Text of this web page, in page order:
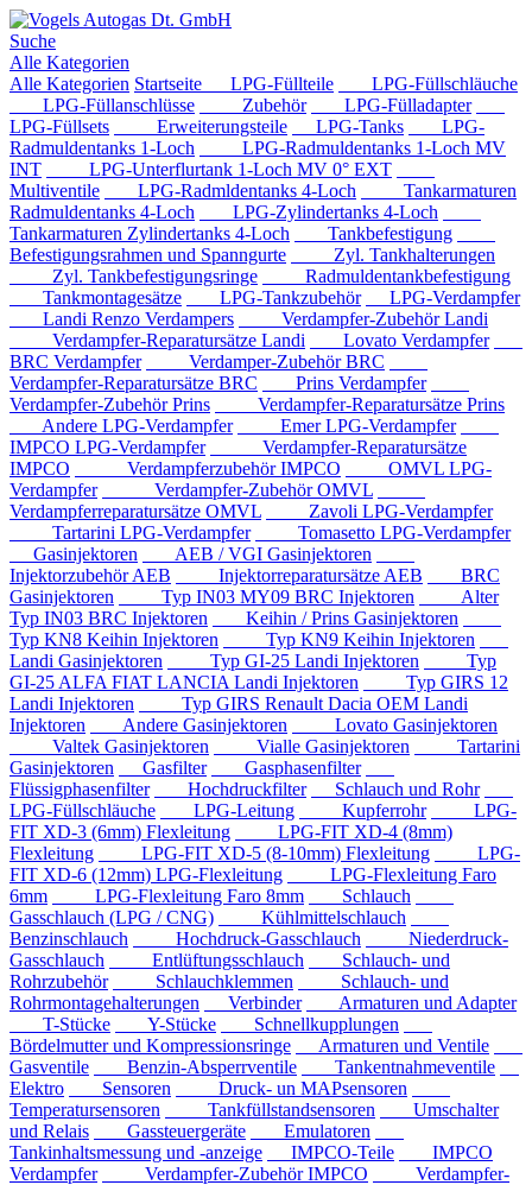
Suche
Alle Kategorien
Alle Kategorien Startseite LPG-Füllteile
LPG-Füllschläuche
LPG-Füllanschlüsse
Zubehör
LPG-Fülladapter
LPG-Füllsets
Erweiterungsteile LPG-Tanks
LPG-
Radmuldentanks 1-Loch
LPG-Radmuldentanks 1-Loch MV
INT
LPG-Unterflurtank 1-Loch MV 0° EXT
Multiventile
LPG-Radmldentanks 4-Loch
Tankarmaturen
Radmuldentanks 4-Loch
LPG-Zylindertanks 4-Loch
Tankarmaturen Zylindertanks 4-Loch
Tankbefestigung
Befestigungsrahmen und Spanngurte
Zyl. Tankhalterungen
Zyl. Tankbefestigungsringe
Radmuldentankbefestigung
Tankmontagesätze
LPG-Tankzubehör
LPG-Verdampfer
Landi Renzo Verdampers
Verdampfer-Zubehör Landi
Verdampfer-Reparatursätze Landi
Lovato Verdampfer
BRC Verdampfer
Verdamper-Zubehör BRC
Verdampfer-Reparatursätze BRC
Prins Verdampfer
Verdampfer-Zubehör Prins
Verdampfer-Reparatursätze Prins
Andere LPG-Verdampfer
Emer LPG-Verdampfer
IMPCO LPG-Verdampfer
Verdampfer-Reparatursätze
IMPCO
Verdampferzubehör IMPCO
OMVL LPG-
Verdampfer
Verdampfer-Zubehör OMVL
Verdampferreparatursätze OMVL
Zavoli LPG-Verdampfer
Tartarini LPG-Verdampfer
Tomasetto LPG-Verdampfer
Gasinjektoren
AEB / VGI Gasinjektoren
Injektorzubehör AEB
Injektorreparatursätze AEB
BRC
Gasinjektoren
Typ IN03 MY09 BRC Injektoren
Alter
Typ IN03 BRC Injektoren
Keihin / Prins Gasinjektoren
Typ KN8 Keihin Injektoren
Typ KN9 Keihin Injektoren
Landi Gasinjektoren
Typ GI-25 Landi Injektoren
Typ
GI-25 ALFA FIAT LANCIA Landi Injektoren
Typ GIRS 12
Landi Injektoren
Typ GIRS Renault Dacia OEM Landi
Injektoren
Andere Gasinjektoren
Lovato Gasinjektoren
Valtek Gasinjektoren
Vialle Gasinjektoren
Tartarini
Gasinjektoren
Gasfilter
Gasphasenfilter
Flüssigphasenfilter
Hochdruckfilter
Schlauch und Rohr
LPG-Füllschläuche
LPG-Leitung Kupferrohr
LPG-
FIT XD-3 (6mm) Flexleitung
LPG-FIT XD-4 (8mm)
Flexleitung
LPG-FIT XD-5 (8-10mm) Flexleitung
LPG-
FIT XD-6 (12mm) LPG-Flexleitung
LPG-Flexleitung Faro
6mm
LPG-Flexleitung Faro 8mm
Schlauch
Gasschlauch (LPG / CNG)
Kühlmittelschlauch
Benzinschlauch
Hochdruck-Gasschlauch
Niederdruck-
Gasschlauch
Entlüftungsschlauch
Schlauch- und
Rohrzubehör
Schlauchklemmen
Schlauch- und
Rohrmontagehalterungen
Verbinder
Armaturen und Adapter
T-Stücke
Y-Stücke
Schnellkupplungen
Bördelmutter und Kompressionsringe
Armaturen und Ventile
Gasventile
Benzin-Absperrventile
Tankentnahmeventile
Elektro
Sensoren
Druck- un MAPsensoren
Temperatursensoren
Tankfüllstandsensoren
Umschalter
und Relais
Gassteuergeräte
Emulatoren
Tankinhaltsmessung und -anzeige
IMPCO-Teile
IMPCO
Verdampfer
Verdampfer-Zubehör IMPCO
Verdampfer-